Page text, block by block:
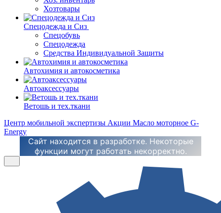
Хозтовары
Спецодежда и Сиз
Спецобувь
Спецодежда
Средства Индивидуальной Защиты
Автохимия и автокосметика
Автоаксессуары
Ветошь и тех.ткани
Центр мобильной экспертизы Акции Масло моторное G-
Energy
Сайт находится в разработке. Некоторые
функции могут работать некорректно.